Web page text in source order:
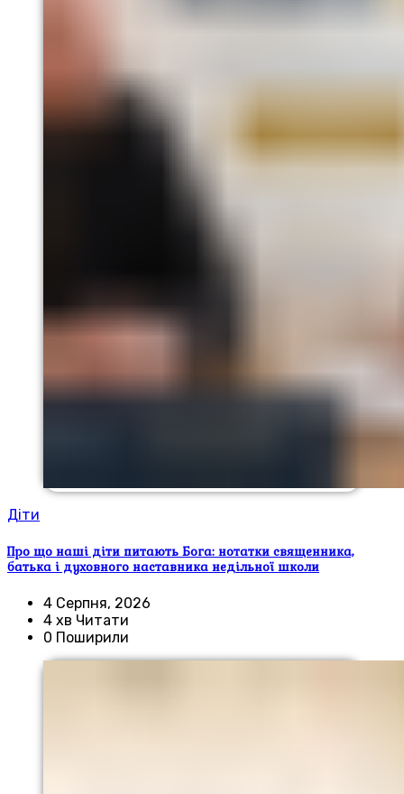
Діти
Про що наші діти питають Бога: нотатки священника,
батька і духовного наставника недільної школи
4 Серпня, 2026
4 хв Читати
0 Поширили